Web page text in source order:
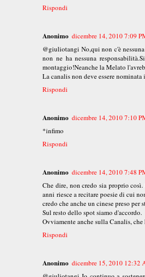
Rispondi
Anonimo dicembre 14, 2010 7:09
@giuliotangi No,qui non c'è
non ne ha nessuna
montaggio!Neanche la Melato
La canalis non deve essere
Rispondi
Anonimo dicembre 14, 2010 7:10
*infimo
Rispondi
Anonimo dicembre 14, 2010 7:48
Che dire, non credo sia proprio
anni riesce a recitare poesie di cui
credo che anche un cinese preso per
Sul resto dello spot siamo d'accordo.
Ovviamente anche sulla Canalis,
Rispondi
Anonimo dicembre 15, 2010 12:32